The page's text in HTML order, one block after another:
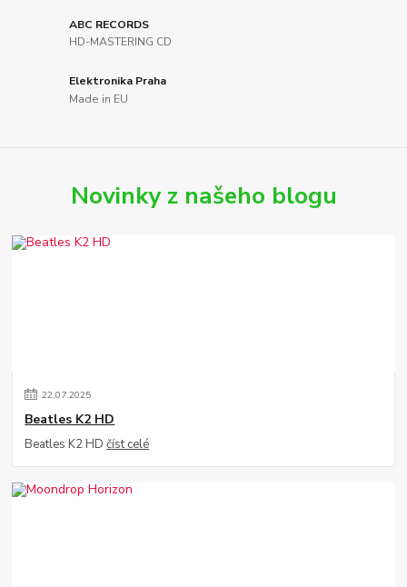
ABC RECORDS
HD-MASTERING CD
Elektronika Praha
Made in EU
Novinky z našeho blogu
22.07.2025
Beatles K2 HD
Beatles K2 HDčíst celé